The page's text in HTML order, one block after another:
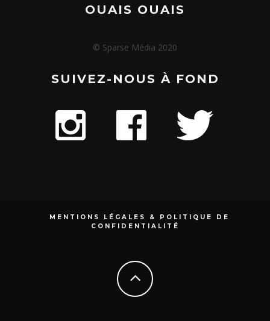
OUAIS OUAIS
© Sparse Média 2020
SUIVEZ-NOUS À FOND
MENTIONS LÉGALES & POLITIQUE DE
CONFIDENTIALITÉ